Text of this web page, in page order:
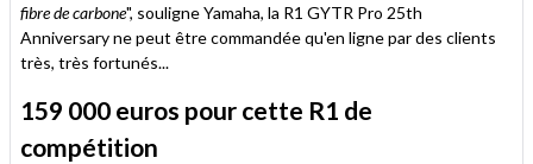
fibre de carbone", souligne Yamaha, la R1 GYTR Pro 25th
Anniversary ne peut être commandée qu'en ligne par des clients
très, très fortunés...
159 000 euros pour cette R1 de
compétition